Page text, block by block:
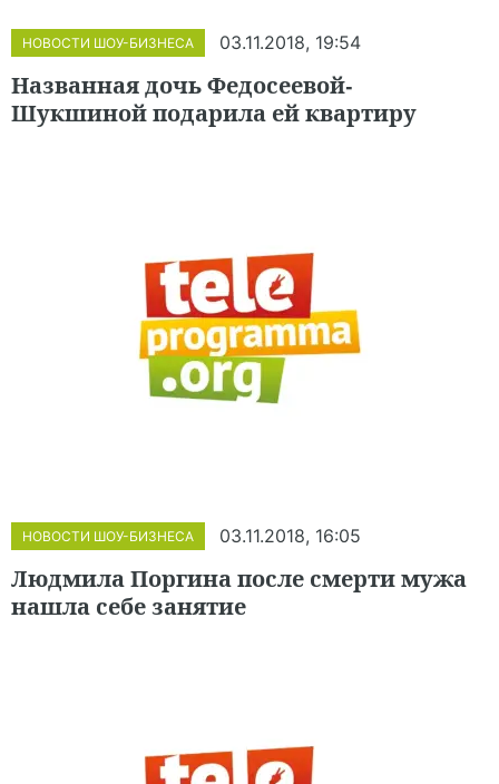
НОВОСТИ ШОУ-БИЗНЕСА 03.11.2018, 19:54
Названная дочь Федосеевой-
Шукшиной подарила ей квартиру
НОВОСТИ ШОУ-БИЗНЕСА 03.11.2018, 16:05
Людмила Поргина после смерти мужа
нашла себе занятие